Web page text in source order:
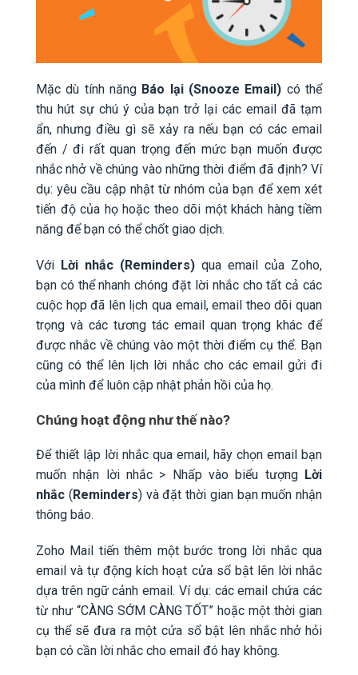
Mặc dù tính năng Báo lại (Snooze Email) có thể
thu hút sự chú ý của bạn trở lại các email đã tạm
ẩn, nhưng điều gì sẽ xảy ra nếu bạn có các email
đến / đi rất quan trọng đến mức bạn muốn được
nhắc nhở về chúng vào những thời điểm đã định? Ví
dụ: yêu cầu cập nhật từ nhóm của bạn để xem xét
tiến độ của họ hoặc theo dõi một khách hàng tiềm
năng để bạn có thể chốt giao dịch.
Với Lời nhắc (Reminders) qua email của Zoho,
bạn có thể nhanh chóng đặt lời nhắc cho tất cả các
cuộc họp đã lên lịch qua email, email theo dõi quan
trọng và các tương tác email quan trọng khác để
được nhắc về chúng vào một thời điểm cụ thể. Bạn
cũng có thể lên lịch lời nhắc cho các email gửi đi
của mình để luôn cập nhật phản hồi của họ.
Chúng hoạt động như thế nào?
Để thiết lập lời nhắc qua email, hãy chọn email bạn
muốn nhận lời nhắc > Nhấp vào biểu tượng Lời
nhắc (Reminders) và đặt thời gian bạn muốn nhận
thông báo.
Zoho Mail tiến thêm một bước trong lời nhắc qua
email và tự động kích hoạt cửa sổ bật lên lời nhắc
dựa trên ngữ cảnh email. Ví dụ: các email chứa các
từ như “CÀNG SỚM CÀNG TỐT” hoặc một thời gian
cụ thể sẽ đưa ra một cửa sổ bật lên nhắc nhở hỏi
bạn có cần lời nhắc cho email đó hay không.